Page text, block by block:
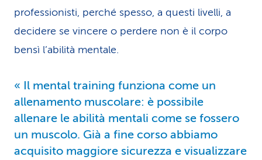
professionisti, perché spesso, a questi livelli, a
decidere se vincere o perdere non è il corpo
bensì l’abilità mentale.
Il mental training funziona come un
allenamento mus­co­lare: è possibile
allenare le abilità mentali come se fossero
un muscolo. Già a fine corso abbiamo
acquisito maggiore sicurezza e visualizzare